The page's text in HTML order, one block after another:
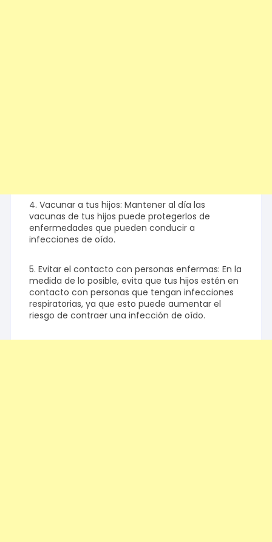
4. Vacunar a tus hijos: Mantener al día las
vacunas de tus hijos puede protegerlos de
enfermedades que pueden conducir a
infecciones de oído.
5. Evitar el contacto con personas enfermas: En la
medida de lo posible, evita que tus hijos estén en
contacto con personas que tengan infecciones
respiratorias, ya que esto puede aumentar el
riesgo de contraer una infección de oído.